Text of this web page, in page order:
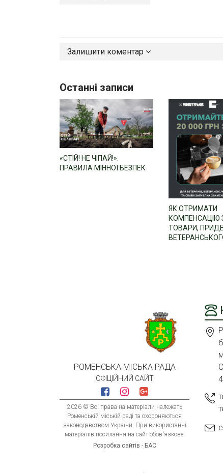
Залишити коментар
Останні записи
«СТІЙ! НЕ ЧІПАЙ!»:
ПРАВИЛА МІННОЇ БЕЗПЕК
ЯК ОТРИМАТИ
КОМПЕНСАЦІЮ
ТОВАРИ,
РОМЕНСЬКА МІСЬКА РАДА
ОФІЦІЙНИЙ САЙТ
2026 © Всі права на матеріали належать
Роменській міській раді та охороняються
законодавством України. При використанні
матеріалів посилання на сайт обов'язкове.
Розробка сайтів - БАС